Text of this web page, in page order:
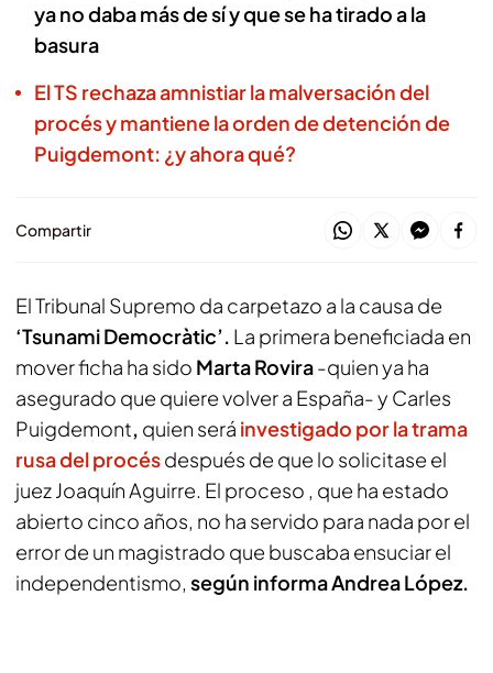
ya no daba más de sí y que se ha tirado a la
basura
El TS rechaza amnistiar la malversación del
procés y mantiene la orden de detención de
Puigdemont: ¿y ahora qué?
Compartir
El Tribunal Supremo da carpetazo a la causa de
‘Tsunami Democràtic’. La primera beneficiada en
mover ficha ha sido Marta Rovira-quien ya ha
asegurado que quiere volver a España- y Carles
Puigdemont, quien será investigado por la trama
rusa del procésdespués de que lo solicitase el
juez Joaquín Aguirre. El proceso , que ha estado
abierto cinco años, no ha servido para nada por el
error de un magistrado que buscaba ensuciar el
independentismo, según informa Andrea López.